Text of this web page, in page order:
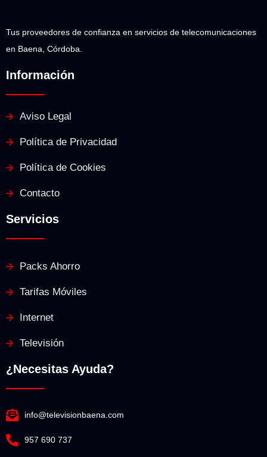
Tus proveedores de confianza en servicios de telecomunicaciones
en Baena, Córdoba.
Información
Aviso Legal
Política de Privacidad
Política de Cookies
Contacto
Servicios
Packs Ahorro
Tarifas Móviles
Internet
Televisión
¿Necesitas Ayuda?
info@televisionbaena.com
957 690 737